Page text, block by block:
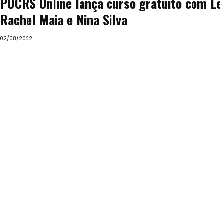
Rachel Maia e Nina Silva
02/08/2022